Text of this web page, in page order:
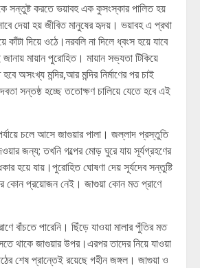
সন্তুষ্ট করতে ভয়াবহ এক কুসংস্কার পালিত হয়
দেয়া হয় জীবিত মানুষের হৃদয়। ভয়াবহ এ প্রথা
দিয়ে ওঠে।নরবলি না দিলে ধ্বংস হয়ে যাবে
মায়ান পুরোহিত। মায়ান সভ্যতা টিকিয়ে
অসংখ্য মন্দির,আর মন্দির নির্মাণের পর চাই
সন্তষ্ঠ হচ্ছে ততোক্ষণ চালিয়ে যেতে হবে এই
চলে আসে জাগুয়ার পালা। জল্লাদ প্রস্তুতি
জন্য; তখনি গল্পের মোড় ঘুরে যায় সূর্যগ্রহণের
হয়ে যায়।পুরোহিত ঘোষণা দেয় সূর্যদেব সন্তুষ্টি
কোন প্রয়োজন নেই। জাগুয়া কোন মত প্রাণে
বাঁচতে পারেনি। ছিঁড়ে যাওয়া মালার পুঁতির মত
থাকে জাগুয়ার উপর।এরপর তাদের নিয়ে যাওয়া
শেষ প্রান্তেই রয়েছে গহীন জঙ্গল। জাগুয়া ও